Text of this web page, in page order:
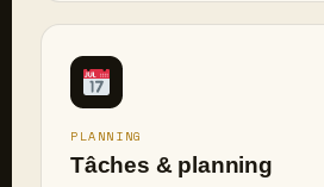
PLANNING
Tâches & planning